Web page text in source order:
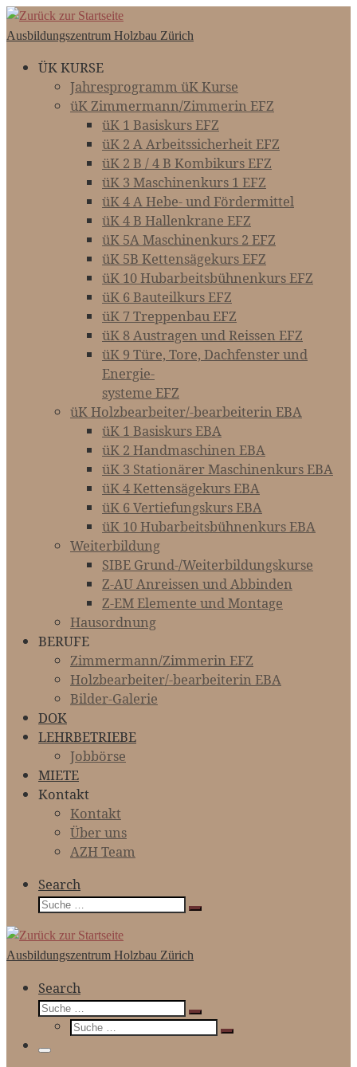
Zum
Inhalt
Ausbildungszentrum Holzbau Zürich
ÜK KURSE
Jahresprogramm üK Kurse
üK Zimmermann/Zimmerin EFZ
üK 1 Basiskurs EFZ
üK 2 A Arbeitssicherheit EFZ
üK 2 B / 4 B Kombikurs EFZ
üK 3 Maschinenkurs 1 EFZ
üK 4 A Hebe- und Fördermittel
üK 4 B Hallenkrane EFZ
üK 5A Maschinenkurs 2 EFZ
üK 5B Kettensägekurs EFZ
üK 10 Hubarbeitsbühnenkurs EFZ
üK 6 Bauteilkurs EFZ
üK 7 Treppenbau EFZ
üK 8 Austragen und Reissen EFZ
üK 9 Türe, Tore, Dachfenster und
Energie-­­­
systeme EFZ
üK Holzbearbeiter/-bearbeiterin EBA
üK 1 Basiskurs EBA
üK 2 Handmaschinen EBA
üK 3 Stationärer Maschinenkurs EBA
üK 4 Kettensägekurs EBA
üK 6 Vertiefungskurs EBA
üK 10 Hubarbeitsbühnenkurs EBA
Weiterbildung
SIBE Grund-/Weiterbildungskurse
Z-AU Anreissen und Abbinden
Z-EM Elemente und Montage
Hausordnung
BERUFE
Zimmermann/Zimmerin EFZ
Holzbearbeiter/-bearbeiterin EBA
Bilder-Galerie
DOK
LEHRBETRIEBE
Jobbörse
MIETE
Kontakt
Kontakt
Über uns
AZH Team
Search
Suche
Suche
Ausbildungszentrum Holzbau Zürich
Search
Suche
Suche
Suche
Suche
Menü